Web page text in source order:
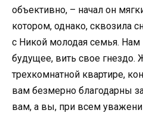
объективно, – начал он
котором, однако, сквозила
с Никой молодая семья. Нам
будущее, вить свое гнездо.
трехкомнатной квартире,
вам безмерно благодарны
вам, а вы, при всем